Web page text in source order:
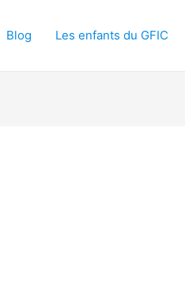
Blog Les enfants du GFIC